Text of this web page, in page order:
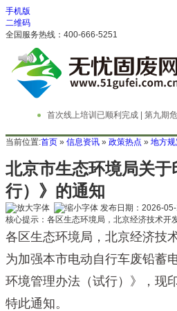
手机版
二维码
全国服务热线：400-666-5251
首次线上培训已顺利完成 | 第九期
物管理与技术实务精英特训营
当前位置:首页 » 信息资讯 » 政策热点 » 地方规
北京市生态环境局关
行）》的通知
发布日期：2026-
核心提示：各区生态环境局，北京经济技术开
各区生态环境局，北京经济技
为加强本市电动自行车废铅蓄
环境管理办法（试行）》，现
特此通知。